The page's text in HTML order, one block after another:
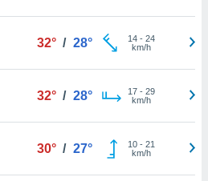
32° / 28° 14- 24
km/h
32° / 28° 17- 29
km/h
30° / 27° 10- 21
km/h